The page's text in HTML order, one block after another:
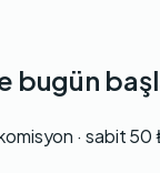
bugün
· sabit